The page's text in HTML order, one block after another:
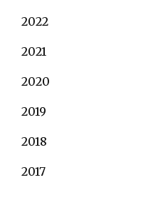
2022
2021
2020
2019
2018
2017